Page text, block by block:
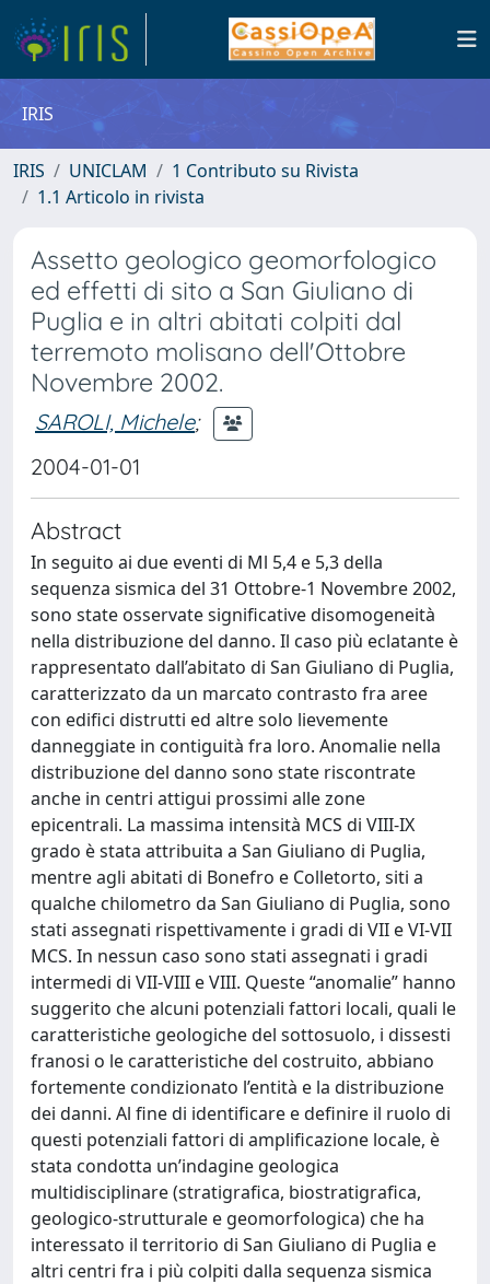
IRIS
IRIS UNICLAM
1 Contributo su Rivista
1.1 Articolo in rivista
Assetto geologico geomorfologico
ed effetti di sito a San Giuliano di
Puglia e in altri abitati colpiti dal
terremoto molisano dell'Ottobre
Novembre 2002.
SAROLI, Michele;
2004-01-01
Abstract
In seguito ai due eventi di Ml 5,4 e 5,3 della
sequenza sismica del 31 Ottobre-1 Novembre 2002,
sono state osservate significative disomogeneità
nella distribuzione del danno. Il caso più eclatante è
rappresentato dall’abitato di San Giuliano di Puglia,
caratterizzato da un marcato contrasto fra aree
con edifici distrutti ed altre solo lievemente
danneggiate in contiguità fra loro. Anomalie nella
distribuzione del danno sono state riscontrate
anche in centri attigui prossimi alle zone
epicentrali. La massima intensità MCS di VIII-IX
grado è stata attribuita a San Giuliano di Puglia,
mentre agli abitati di Bonefro e Colletorto, siti a
qualche chilometro da San Giuliano di Puglia, sono
stati assegnati rispettivamente i gradi di VII e VI-VII
MCS. In nessun caso sono stati assegnati i gradi
intermedi di VII-VIII e VIII. Queste “anomalie” hanno
suggerito che alcuni potenziali fattori locali, quali le
caratteristiche geologiche del sottosuolo, i dissesti
franosi o le caratteristiche del costruito, abbiano
fortemente condizionato l’entità e la distribuzione
dei danni. Al fine di identificare e definire il ruolo di
questi potenziali fattori di amplificazione locale, è
stata condotta un’indagine geologica
multidisciplinare (stratigrafica, biostratigrafica,
geologico-strutturale e geomorfologica) che ha
interessato il territorio di San Giuliano di Puglia e
altri centri fra i più colpiti dalla sequenza sismica